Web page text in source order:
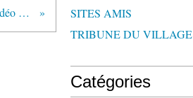
VILLERS SUR AUTHIE : vidéo Noël 2008
SITES AMIS
TRIBUNE DU VILLAGE
Catégories